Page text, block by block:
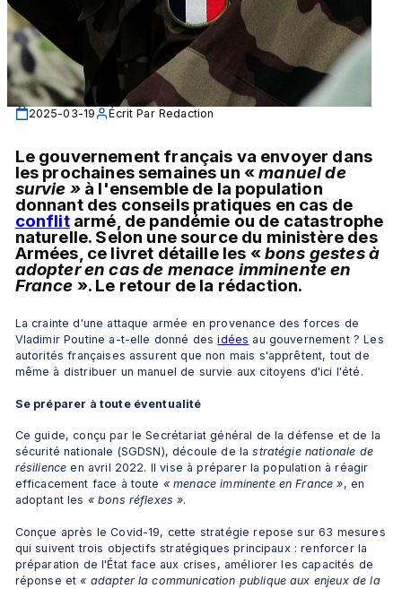
2025-03-19 Écrit Par Redaction
Le gouvernement français va envoyer dans
les prochaines semaines un « manuel de
survie » à l'ensemble de la population
conflit armé, de pandémie ou de catastrophe
naturelle. Selon une source du ministère des
Armées, ce livret détaille les « bons gestes à
adopter en cas de menace imminente en
France ». Le retour de la rédaction.
La crainte d'une attaque armée en provenance des forces de
Vladimir Poutine a-t-elle donné des idées au gouvernement ? Les
autorités françaises assurent que non mais s'apprêtent, tout de
même à distribuer un manuel de survie aux citoyens d'ici l'été.
Se préparer à toute éventualité
Ce guide, conçu par le Secrétariat général de la défense et de la
sécurité nationale (SGDSN), découle de la stratégie nationale de
résilience en avril 2022. Il vise à préparer la population à réagir
efficacement face à toute « menace imminente en France », en
adoptant les « bons réflexes ».
Conçue après le Covid-19, cette stratégie repose sur 63 mesures
qui suivent trois objectifs stratégiques principaux : renforcer la
préparation de l'État face aux crises, améliorer les capacités de
réponse et « adapter la communication publique aux enjeux de la